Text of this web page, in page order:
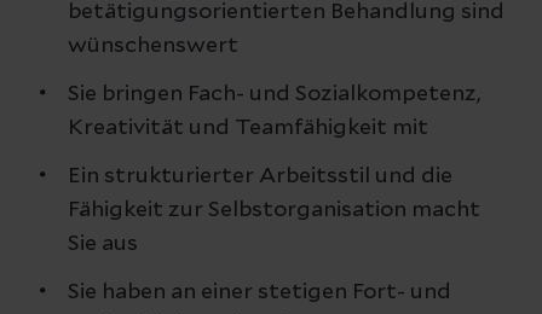
betätigungsorientierten Behandlung sind
wünschenswert
Sie bringen Fach- und Sozialkompetenz,
Kreativität und Teamfähigkeit mit
Ein strukturierter Arbeitsstil und die
Fähigkeit zur Selbstorganisation macht
Sie aus
Sie haben an einer stetigen Fort- und